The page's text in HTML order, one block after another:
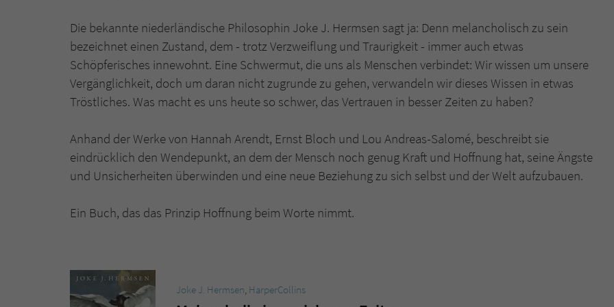
Die bekannte niederländische Philosophin Joke J. Hermsen sagt ja: Denn melancholisch zu sein
bezeichnet einen Zustand, dem - trotz Verzweiflung und Traurigkeit - immer auch etwas
Schöpferisches innewohnt. Eine Schwermut, die uns als Menschen verbindet: Wir wissen um unsere
Vergänglichkeit, doch um daran nicht zugrunde zu gehen, verwandeln wir dieses Wissen in etwas
Tröstliches. Was macht es uns heute so schwer, das Vertrauen in besser Zeiten zu haben?
Anhand der Werke von Hannah Arendt, Ernst Bloch und Lou Andreas-Salomé, beschreibt sie
eindrücklich den Wendepunkt, an dem der Mensch noch genug Kraft und Hoffnung hat, seine Ängste
und Unsicherheiten überwinden und eine neue Beziehung zu sich selbst und der Welt aufzubauen.
Ein Buch, das das Prinzip Hoffnung beim Worte nimmt.
Joke J. Hermsen, HarperCollins
Name tx_pwcomments_ahash
Anbieter Literatur-Couch Medien GmbH & Co. KG
Laufzeit 1 Jahr
Name fe_typo_user